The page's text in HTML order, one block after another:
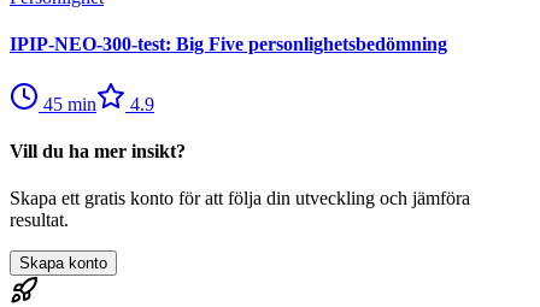
IPIP-NEO-300-test: Big Five personlighetsbedömning
45 min 4.9
Vill du ha mer insikt?
Skapa ett gratis konto för att följa din utveckling och jämföra
resultat.
Skapa konto